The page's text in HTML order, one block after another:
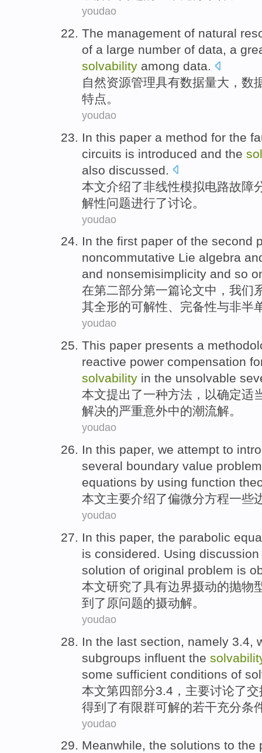
youdao
The management of natural
of a large number of data, a
solvability among data.
自然资源管理具有数据量大 ，数
特点。
youdao
In this paper a method for the
circuits is introduced and the
also discussed
本文介绍了非线性模拟电路故障
解性问题进行了讨论。
youdao
In the first paper of the second
noncommutative Lie algebra
and nonsemisimplicity and so
在第二部分第一篇论文中 ，我们
其全形的可解性、 完备性与非半
youdao
This paper presents a
reactive power compensation
solvability in the unsolvable
本文提出了一种方法 ， 以确定适
解决的严重意外中的潮流解。
youdao
In this paper, we attempt to
several boundary value
equations by using function
本文主要介绍了偏微分方程一些
youdao
In this paper, the parabolic
is considered. Using discussion
solution of original problem is
本文研究了具有边界摄动的抛物
到了 原问题的摄动解。
youdao
In the last section , namely 3.4,
subgroups influent the
some sufficient conditions of
本文第四部分3.4， 主要讨论了交
得到了有限群可解的若干充分条
youdao
Meanwhile, the solutions to the